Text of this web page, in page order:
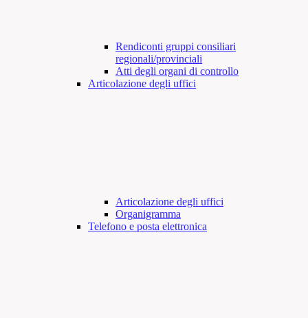
Rendiconti gruppi consiliari
regionali/provinciali
Atti degli organi di controllo
Articolazione degli uffici
Articolazione degli uffici
Organigramma
Telefono e posta elettronica